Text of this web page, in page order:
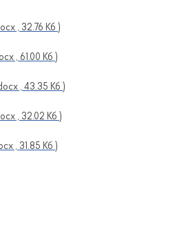
, 32.76 Кб )
, 61.00 Кб )
, 43.35 Кб )
, 32.02 Кб )
, 31.85 Кб )